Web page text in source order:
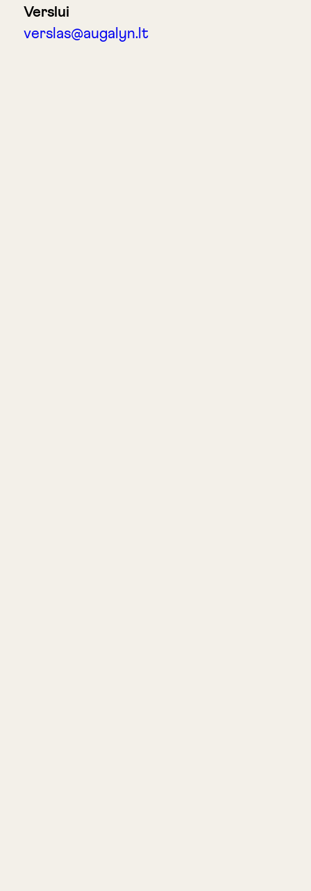
Verslui
verslas@augalyn.lt